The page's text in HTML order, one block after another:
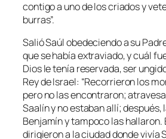
contigo a uno de los criados y
burras”.
Salió Saúl obedeciendo a su
que se había extraviado, y cuál
Dios le tenía reservada, ser
Rey de Israel: “Recorrieron los
pero no las encontraron;
Saalín y no estaban allí; después,
Benjamín y tampoco las hallaron.
dirigieron a la ciudad donde vivía